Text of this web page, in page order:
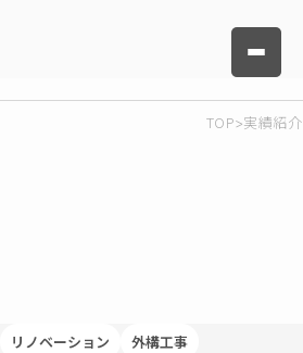
TOP 実績紹介
リノベーション 外構工事